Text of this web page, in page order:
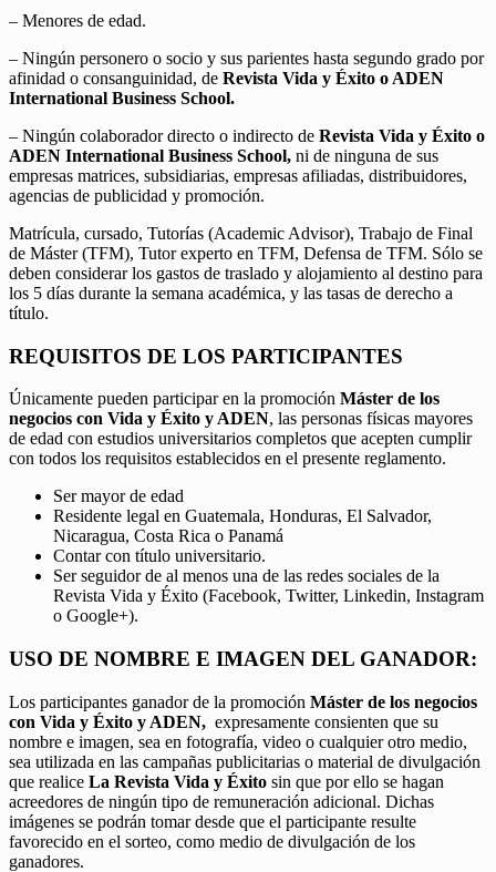
– Menores de edad.
– Ningún personero o socio y sus parientes hasta segundo grado por
afinidad o consanguinidad, de Revista Vida y Éxito o ADEN
International Business School.
– Ningún colaborador directo o indirecto de Revista Vida y Éxito o
ADEN International Business School, ni de ninguna de sus
empresas matrices, subsidiarias, empresas afiliadas, distribuidores,
agencias de publicidad y promoción.
Matrícula, cursado, Tutorías (Academic Advisor), Trabajo de Final
de Máster (TFM), Tutor experto en TFM, Defensa de TFM. Sólo se
deben considerar los gastos de traslado y alojamiento al destino para
los 5 días durante la semana académica, y las tasas de derecho a
título.
REQUISITOS DE LOS PARTICIPANTES
Únicamente pueden participar en la promoción Máster de los
negocios con Vida y Éxito y ADEN, las personas físicas mayores
de edad con estudios universitarios completos que acepten cumplir
con todos los requisitos establecidos en el presente reglamento.
Ser mayor de edad
Residente legal en Guatemala, Honduras, El Salvador,
Nicaragua, Costa Rica o Panamá
Contar con título universitario.
Ser seguidor de al menos una de las redes sociales de la
Revista Vida y Éxito (Facebook, Twitter, Linkedin, Instagram
o Google+).
USO DE NOMBRE E IMAGEN DEL GANADOR:
Los participantes ganador de la promoción Máster de los negocios
con Vida y Éxito y ADEN, expresamente consienten que su
nombre e imagen, sea en fotografía, video o cualquier otro medio,
sea utilizada en las campañas publicitarias o material de divulgación
que realice La Revista Vida y Éxito sin que por ello se hagan
acreedores de ningún tipo de remuneración adicional. Dichas
imágenes se podrán tomar desde que el participante resulte
favorecido en el sorteo, como medio de divulgación de los
ganadores.